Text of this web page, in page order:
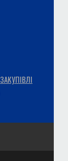
ЗАКУПІВЛІ